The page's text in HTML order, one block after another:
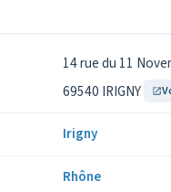
14 rue du 11
69540 IRIGNY
Irigny
Rhône